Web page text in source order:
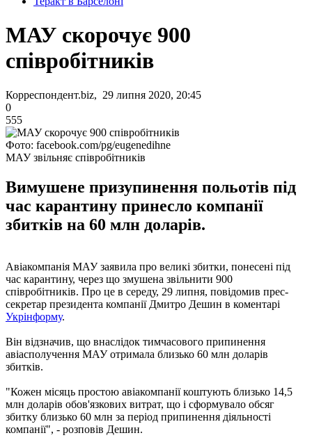
МАУ скорочує 900
співробітників
Корреспондент.biz, 29 липня 2020, 20:45
0
555
Фото: facebook.com/pg/eugenedihne
МАУ звільняє співробітників
Вимушене призупинення польотів під
час карантину принесло компанії
збитків на 60 млн доларів.
Авіакомпанія МАУ заявила про великі збитки, понесені під
час карантину, через що змушена звільнити 900
співробітників. Про це в середу, 29 липня, повідомив прес-
секретар президента компанії Дмитро Дешин в коментарі
Укрінформу.
Він відзначив, що внаслідок тимчасового припинення
авіасполучення МАУ отримала близько 60 млн доларів
збитків.
"Кожен місяць простою авіакомпанії коштують близько 14,5
млн доларів обов'язкових витрат, що і сформувало обсяг
збитку близько 60 млн за період припинення діяльності
компанії", - розповів Дешин.